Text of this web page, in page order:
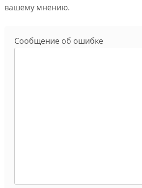
вашему мнению.
Сообщение об ошибке